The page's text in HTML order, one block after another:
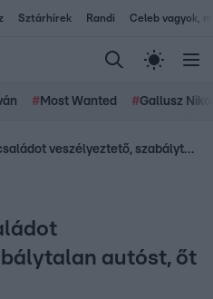
Sztárhírek Randi Celeb vagyok,
# Most Wanted #Gallusz
Feljelentette a családot veszélyeztető, szabálytalan autóst, őt bírságolták meg
autóst, őt